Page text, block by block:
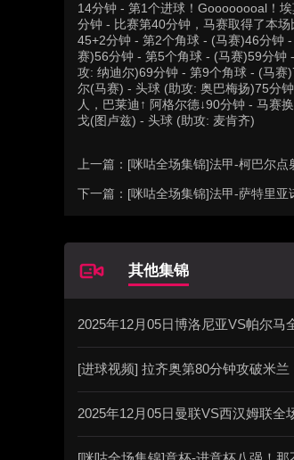
14分钟 - 第1个进球！Goooooooal！
分钟 - 比赛第40分钟，马赛取得了本
45+2分钟 - 第2个角球 - (马赛)46分钟
赛)56分钟 - 第5个角球 - (马赛)59分钟
攻: 纳迪尔)69分钟 - 第9个角球 - (马赛
尔(马赛) - 头球 (助攻: 奥巴梅扬)75分
人，巴莱迪↑ 阿格尔德↓90分钟 - 马赛
戈(图卢兹) - 头球 (助攻: 麦肯齐)
上一篇： [咪咕全场集锦]法甲-柯巴尔
下一篇： [咪咕全场集锦]法甲-萨特里
其他集锦
2025年12月05日博洛尼亚VS帕尔马
[进球视频] 拉齐奥第80分钟攻破米
2025年12月05日曼联VS西汉姆联全